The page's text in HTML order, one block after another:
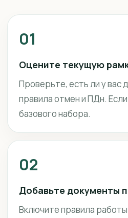
01
Оцените текущую
Проверьте, есть ли у вас
правила отмен и ПДн.
базового набора.
02
Добавьте документы
Включите правила